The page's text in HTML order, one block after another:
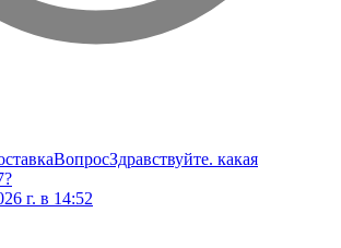
ВопросЗдравствуйте. какая
г. в 14:52